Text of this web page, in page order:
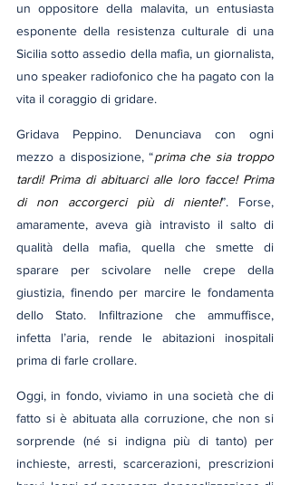
un oppositore della malavita, un entusiasta
esponente della resistenza culturale di una
Sicilia sotto assedio della mafia, un giornalista,
uno speaker radiofonico che ha pagato con la
vita il coraggio di gridare.
Gridava Peppino. Denunciava con ogni
mezzo a disposizione, “prima che sia troppo
tardi! Prima di abituarci alle loro facce! Prima
di non accorgerci più di niente!”. Forse,
amaramente, aveva già intravisto il salto di
qualità della mafia, quella che smette di
sparare per scivolare nelle crepe della
giustizia, finendo per marcire le fondamenta
dello Stato. Infiltrazione che ammuffisce,
infetta l’aria, rende le abitazioni inospitali
prima di farle crollare.
Oggi, in fondo, viviamo in una società che di
fatto si è abituata alla corruzione, che non si
sorprende (né si indigna più di tanto) per
inchieste, arresti, scarcerazioni, prescrizioni